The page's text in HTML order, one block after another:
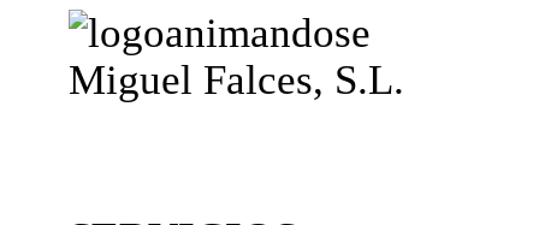
Miguel Falces, S.L.